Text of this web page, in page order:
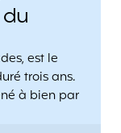
est le
trois ans.
à bien par